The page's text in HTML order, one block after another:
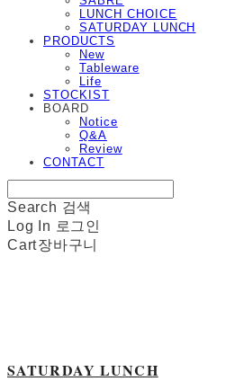
LUNCH CHOICE
SATURDAY LUNCH
PRODUCTS
New
Tableware
Life
STOCKIST
BOARD
Notice
Q&A
Review
CONTACT
Search 검색
Log In 로그인
Cart장바구니
SATURDAY LUNCH